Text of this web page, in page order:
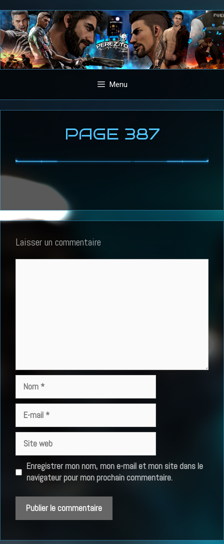
Aller
au
contenu
Menu
PAGE 387
Laisser un commentaire
mail
web
Enregistrer mon nom, mon e-mail et mon site dans le
navigateur pour mon prochain commentaire.